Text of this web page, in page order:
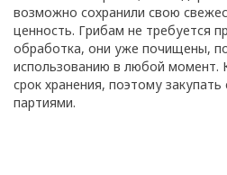
возможно сохранили свою
ценность. Грибам не требуется
обработка, они уже почищены,
использованию в любой момент.
срок хранения, поэтому
партиями.